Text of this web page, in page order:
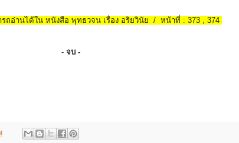
ถอ่านได้ใน หนังสือ พุทธวจน เรื่อง อริยวินัย / หน้าที่ : 373 , 374
- จบ -